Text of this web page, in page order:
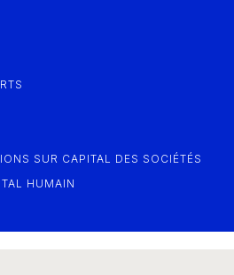
SUR CAPITAL DES SOCIÉTÉS
HUMAIN